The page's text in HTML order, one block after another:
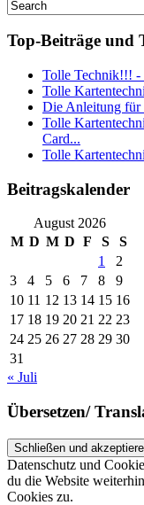
Top-Beiträge und
Tolle Technik!!! -
Tolle
Die Anleitung für
Tolle
Card...
Tolle
Beitragskalender
August 2026
M D M D F S
S
1
2
3
4 5 6 7 8
9
10 11 12 13 14 15 16
17 18 19 20 21 22 23
24 25 26 27 28 29 30
31
« Juli
Übersetzen/
Datenschutz und
du die Website
Cookies zu.